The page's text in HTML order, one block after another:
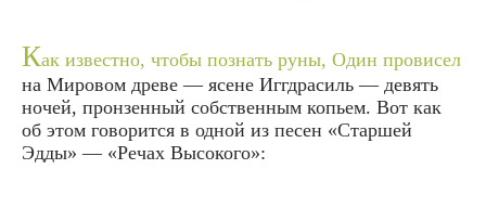
Как известно, чтобы познать руны, Один провисел
на Мировом древе — ясене Иггдрасиль — девять
ночей, пронзенный собственным копьем. Вот как
об этом говорится в одной из песен «Старшей
Эдды» — «Речах Высокого»: